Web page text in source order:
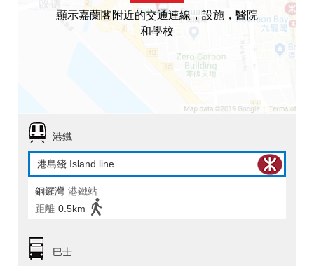
顯示嘉蘭閣附近的交通連線，設施，醫院
和學校
港鐵
港島綫 Island line
銅鑼灣 港鐵站
距離 0.5km
巴士